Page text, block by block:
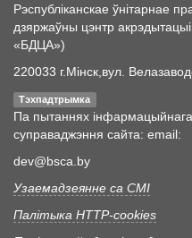
Рэспубліканскае ўнітарнае
дзяржаўны цэнтр
«БДЦА»)
220033 г.Мінск,вул.
Тэхпадтрымка
Па пытаннях інфармацыйнага
суправаджэння сайта: email:
dev@bsca.by
Узаемадзеянне са СМІ
Палітыка HTTP-cookies